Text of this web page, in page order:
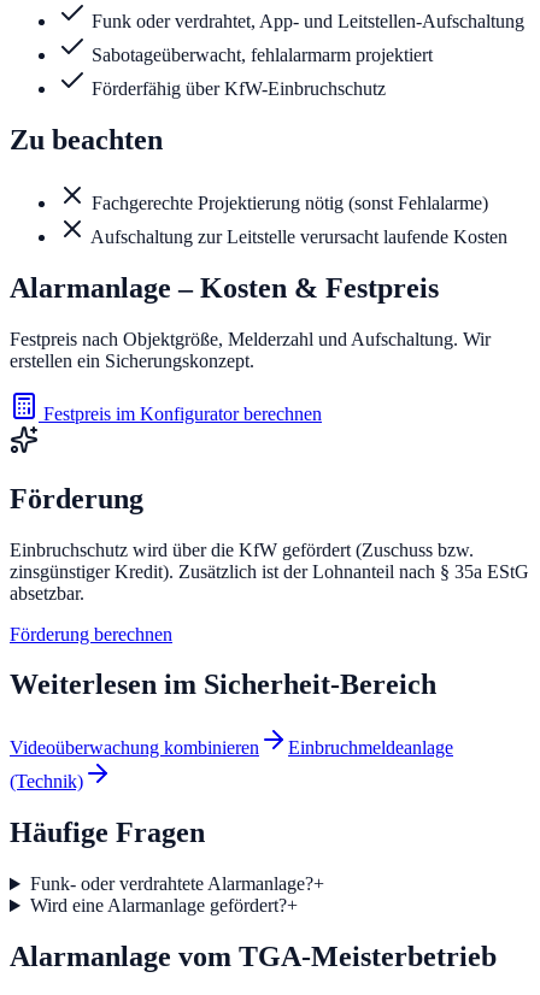
Funk oder verdrahtet, App- und Leitstellen-Aufschaltung
Sabotageüberwacht, fehlalarmarm projektiert
Förderfähig über KfW-Einbruchschutz
Zu beachten
Fachgerechte Projektierung nötig (sonst Fehlalarme)
Aufschaltung zur Leitstelle verursacht laufende Kosten
Alarmanlage – Kosten & Festpreis
Festpreis nach Objektgröße, Melderzahl und Aufschaltung. Wir
erstellen ein Sicherungskonzept.
Festpreis im Konfigurator berechnen
Förderung
Einbruchschutz wird über die KfW gefördert (Zuschuss bzw.
zinsgünstiger Kredit). Zusätzlich ist der Lohnanteil nach § 35a EStG
absetzbar.
Förderung berechnen
Weiterlesen im Sicherheit-Bereich
Videoüberwachung kombinieren
Einbruchmeldeanlage
(Technik)
Häufige Fragen
Funk- oder verdrahtete Alarmanlage?+
Wird eine Alarmanlage gefördert?+
Alarmanlage vom TGA-Meisterbetrieb